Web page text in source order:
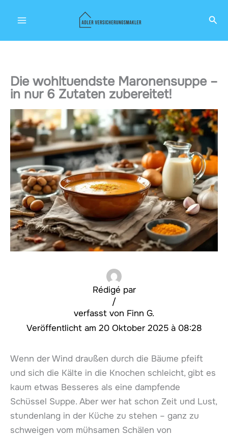
Inhalt
Die wohltuendste Maronensuppe –
in nur 6 Zutaten zubereitet!
Rédigé par
Finn G.
/
20 Oktober 2025 à 08:28
Wenn der Wind draußen durch die Bäume pfeift
und sich die Kälte in die Knochen schleicht, gibt es
kaum etwas Besseres als eine dampfende
Schüssel Suppe. Aber wer hat schon Zeit und Lust,
stundenlang in der Küche zu stehen – ganz zu
schweigen vom mühsamen Schälen von